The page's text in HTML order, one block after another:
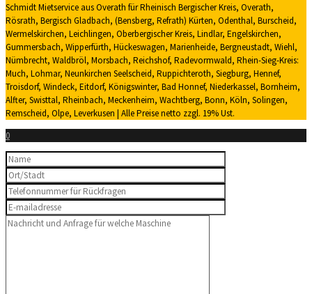
Schmidt Mietservice aus Overath für Rheinisch Bergischer Kreis, Overath,
Rösrath, Bergisch Gladbach, (Bensberg, Refrath) Kürten, Odenthal, Burscheid,
Wermelskirchen, Leichlingen, Oberbergischer Kreis, Lindlar, Engelskirchen,
Gummersbach, Wipperfürth, Hückeswagen, Marienheide, Bergneustadt, Wiehl,
Nümbrecht, Waldbröl, Morsbach, Reichshof, Radevormwald, Rhein-Sieg-Kreis:
Much, Lohmar, Neunkirchen Seelscheid, Ruppichteroth, Siegburg, Hennef,
Troisdorf, Windeck, Eitdorf, Königswinter, Bad Honnef, Niederkassel, Bornheim,
Alfter, Swisttal, Rheinbach, Meckenheim, Wachtberg, Bonn, Köln, Solingen,
Remscheid, Olpe, Leverkusen | Alle Preise netto zzgl. 19% Ust.
0